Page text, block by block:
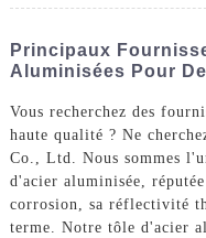
Principaux
Aluminisées Pour
Vous recherchez des
haute qualité ? Ne
Co., Ltd. Nous sommes
d'acier aluminisée,
corrosion, sa réflectivité
terme. Notre tôle d'acier